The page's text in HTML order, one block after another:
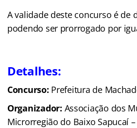
A validade deste concurso é de
podendo ser prorrogado por
Detalhes:
Concurso: Prefeitura de
Organizador: Associação dos
Microrregião do Baixo Sapucaí –